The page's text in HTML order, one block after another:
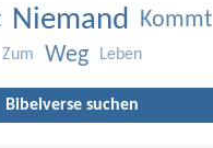
Niemand Kommt
Zum Weg Leben
Bibelverse suchen